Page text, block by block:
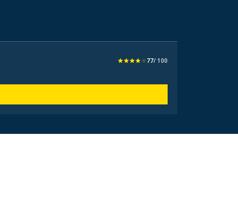
77/ 100